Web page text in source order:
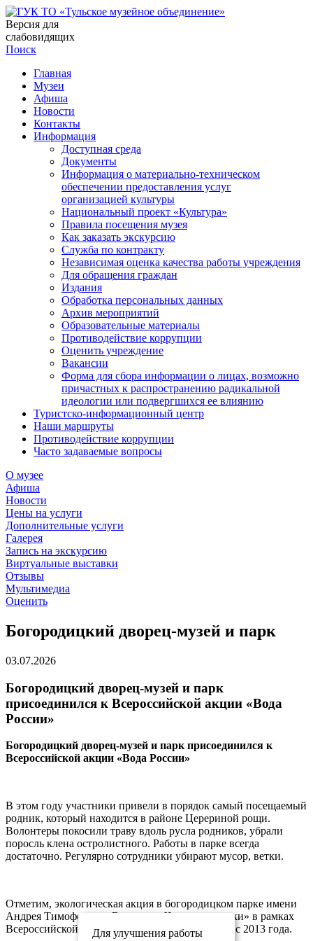
Версия для
слабовидящих
Поиск
Главная
Музеи
Афиша
Новости
Контакты
Информация
Доступная среда
Документы
Информация о материально-техническом
обеспечении предоставления услуг
организацией культуры
Национальный проект «Культура»
Правила посещения музея
Как заказать экскурсию
Служба по контракту
Независимая оценка качества работы учреждения
Для обращения граждан
Издания
Обработка персональных данных
Архив мероприятий
Образовательные материалы
Противодействие коррупции
Оценить учреждение
Вакансии
Форма для сбора информации о лицах, возможно
причастных к распространению радикальной
идеологии или подвергшихся ее влиянию
Туристско-информационный центр
Наши маршруты
Противодействие коррупции
Часто задаваемые вопросы
О музее
Афиша
Новости
Цены на услуги
Дополнительные услуги
Галерея
Запись на экскурсию
Виртуальные выставки
Отзывы
Мультимедиа
Оценить
Богородицкий дворец-музей и парк
03.07.2026
Богородицкий дворец-музей и парк
присоединился к Всероссийской акции «Вода
России»
Богородицкий дворец-музей и парк присоединился к
Всероссийской акции «Вода России»
В этом году участники привели в порядок самый посещаемый
родник, который находится в районе Церериной рощи.
Волонтеры покосили траву вдоль русла родников, убрали
поросль клена остролистного. Работы в парке всегда
достаточно. Регулярно сотрудники убирают мусор, ветки.
Отметим, экологическая акция в богородицком парке имени
Андрея Тимофеевича Болотова «Чистые родники» в рамках
Всероссийской акции «Вода России» проходит с 2013 года.
Для улучшения работы